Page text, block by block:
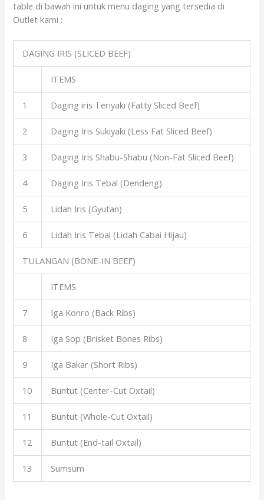
table di bawah ini untuk menu daging yang tersedia di
Outlet kami :
DAGING IRIS (SLICED BEEF)
ITEMS
1 Daging iris Teriyaki (Fatty Sliced Beef)
2 Daging Iris Sukiyaki (Less Fat Sliced Beef)
3 Daging Iris Shabu-Shabu (Non-Fat Sliced Beef)
4 Daging Iris Tebal (Dendeng)
5 Lidah Iris (Gyutan)
6 Lidah Iris Tebal (Lidah Cabai Hijau)
TULANGAN (BONE-IN BEEF)
ITEMS
7 Iga Konro (Back Ribs)
8 Iga Sop (Brisket Bones Ribs)
9 Iga Bakar (Short Ribs)
10 Buntut (Center-Cut Oxtail)
11 Buntut (Whole-Cut Oxtail)
12 Buntut (End-tail Oxtail)
13 Sumsum